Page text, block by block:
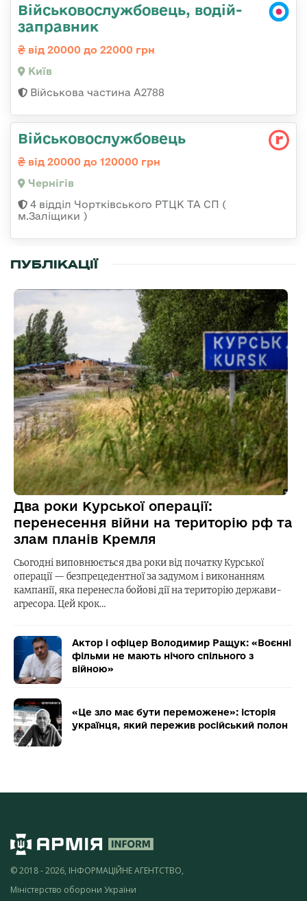
Військовослужбовець, водій-
заправник
від 20000 до 22000 грн
Київ
Військова частина А2788
Військовослужбовець
від 20000 до 120000 грн
Чернігів
4 відділ Чортківського РТЦК ТА СП (
м.Заліщики )
ПУБЛІКАЦІЇ
Два роки Курської операції:
перенесення війни на територію рф та
злам планів Кремля
Сьогодні виповнюється два роки від початку Курської
операції — безпрецедентної за задумом і виконанням
кампанії, яка перенесла бойові дії на територію держави-
агресора. Цей крок…
Актор і офіцер Володимир Ращук: «Воєнні
фільми не мають нічого спільного з
війною»
«Це зло має бути переможене»: історія
українця, який пережив російський полон
© 2018 - 2026, ІНФОРМАЦІЙНЕ АГЕНТСТВО,
Міністерство оборони України